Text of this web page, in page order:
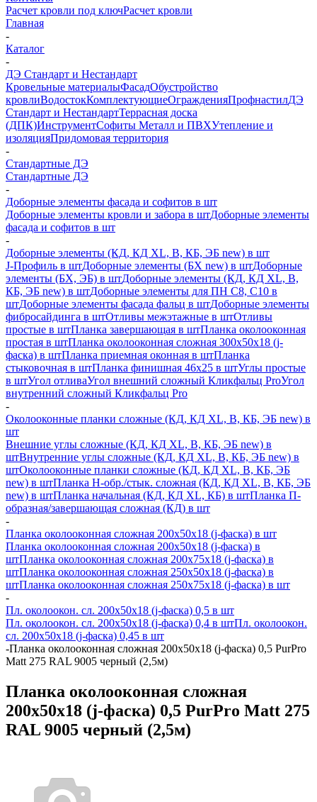
Расчет кровли под ключРасчет кровли
Главная
-
Каталог
-
ДЭ Стандарт и Нестандарт
Кровельные материалыФасадОбустройство
кровлиВодостокКомплектующиеОгражденияПрофнастилДЭ
Стандарт и НестандартТеррасная доска
(ДПК)ИнструментСофиты Металл и ПВХУтепление и
изоляцияПридомовая территория
-
Стандартные ДЭ
Стандартные ДЭ
-
Доборные элементы фасада и софитов в шт
Доборные элементы кровли и забора в штДоборные элементы
фасада и софитов в шт
-
Доборные элементы (КД, КД XL, В, КБ, ЭБ new) в шт
J-Профиль в штДоборные элементы (БХ new) в штДоборные
элементы (БХ, ЭБ) в штДоборные элементы (КД, КД XL, В,
КБ, ЭБ new) в штДоборные элементы для ПН С8, С10 в
штДоборные элементы фасада фальц в штДоборные элементы
фибросайдинга в штОтливы межэтажные в штОтливы
простые в штПланка завершающая в штПланка околооконная
простая в штПланка околооконная сложная 300х50х18 (j-
фаска) в штПланка приемная оконная в штПланка
стыковочная в штПланка финишная 46х25 в штУглы простые
в штУгол отливаУгол внешний сложный Кликфальц ProУгол
внутренний сложный Кликфальц Pro
-
Околооконные планки сложные (КД, КД XL, В, КБ, ЭБ new) в
шт
Внешние углы сложные (КД, КД XL, В, КБ, ЭБ new) в
штВнутренние углы сложные (КД, КД XL, В, КБ, ЭБ new) в
штОколооконные планки сложные (КД, КД XL, В, КБ, ЭБ
new) в штПланка H-обр./стык. сложная (КД, КД XL, В, КБ, ЭБ
new) в штПланка начальная (КД, КД XL, КБ) в штПланка П-
образная/завершающая сложная (КД) в шт
-
Планка околооконная сложная 200х50х18 (j-фаска) в шт
Планка околооконная сложная 200х50х18 (j-фаска) в
штПланка околооконная сложная 200х75х18 (j-фаска) в
штПланка околооконная сложная 250х50х18 (j-фаска) в
штПланка околооконная сложная 250х75х18 (j-фаска) в шт
-
Пл. околоокон. сл. 200х50х18 (j-фаска) 0,5 в шт
Пл. околоокон. сл. 200х50х18 (j-фаска) 0,4 в штПл. околоокон.
сл. 200х50х18 (j-фаска) 0,45 в шт
-Планка околооконная сложная 200х50х18 (j-фаска) 0,5 PurPro
Matt 275 RAL 9005 черный (2,5м)
Планка околооконная сложная
200х50х18 (j-фаска) 0,5 PurPro Matt 275
RAL 9005 черный (2,5м)